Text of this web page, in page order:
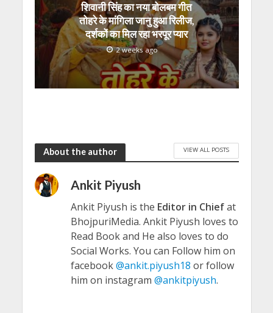
शिवानी सिंह का नया बोलबम गीत
तोहरे के मांगिला जानु हुआ रिलीज,
दर्शकों का मिल रहा भरपूर प्यार
2 weeks ago
About the author VIEW ALL POSTS
Ankit Piyush
Ankit Piyush is the Editor in Chiefat
BhojpuriMedia. Ankit Piyush loves to
Read Book and He also loves to do
Social Works. You can Follow him on
facebook@ankit.piyush18 or follow
him on instagram @ankitpiyush.